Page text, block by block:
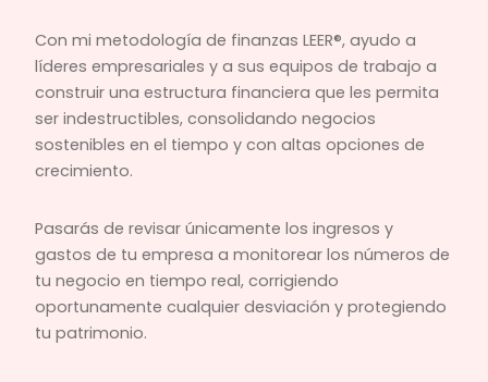
Con mi metodología de finanzas LEER®, ayudo a
líderes empresariales y a sus equipos de trabajo a
construir una estructura financiera que les permita
ser indestructibles, consolidando negocios
sostenibles en el tiempo y con altas opciones de
crecimiento.
Pasarás de revisar únicamente los ingresos y
gastos de tu empresa a monitorear los números de
tu negocio en tiempo real, corrigiendo
oportunamente cualquier desviación y protegiendo
tu patrimonio.